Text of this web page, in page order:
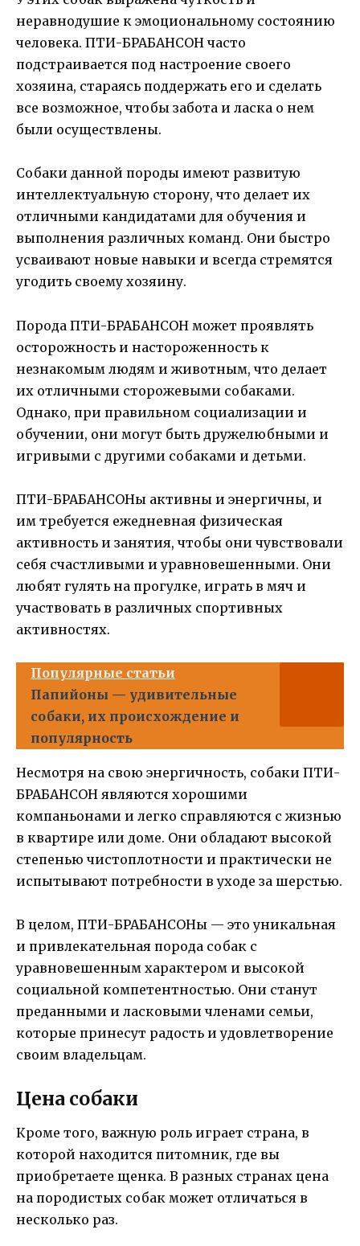
неравнодушие к эмоциональному состоянию
человека. ПТИ-БРАБАНСОН часто
подстраивается под настроение своего
хозяина, стараясь поддержать его и сделать
все возможное, чтобы забота и ласка о нем
были осуществлены.
Собаки данной породы имеют развитую
интеллектуальную сторону, что делает их
отличными кандидатами для обучения и
выполнения различных команд. Они быстро
усваивают новые навыки и всегда стремятся
угодить своему хозяину.
Порода ПТИ-БРАБАНСОН может проявлять
осторожность и настороженность к
незнакомым людям и животным, что делает
их отличными сторожевыми собаками.
Однако, при правильном социализации и
обучении, они могут быть дружелюбными и
игривыми с другими собаками и детьми.
ПТИ-БРАБАНСОНы активны и энергичны, и
им требуется ежедневная физическая
активность и занятия, чтобы они чувствовали
себя счастливыми и уравновешенными. Они
любят гулять на прогулке, играть в мяч и
участвовать в различных спортивных
активностях.
Популярные статьи
Папийоны — удивительные
собаки, их происхождение и
популярность
Несмотря на свою энергичность, собаки ПТИ-
БРАБАНСОН являются хорошими
компаньонами и легко справляются с жизнью
в квартире или доме. Они обладают высокой
степенью чистоплотности и практически не
испытывают потребности в уходе за шерстью.
В целом, ПТИ-БРАБАНСОНы — это уникальная
и привлекательная порода собак с
уравновешенным характером и высокой
социальной компетентностью. Они станут
преданными и ласковыми членами семьи,
которые принесут радость и удовлетворение
своим владельцам.
Цена собаки
Кроме того, важную роль играет страна, в
которой находится питомник, где вы
приобретаете щенка. В разных странах цена
на породистых собак может отличаться в
несколько раз.